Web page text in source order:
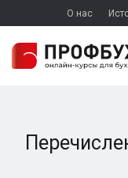
О нас